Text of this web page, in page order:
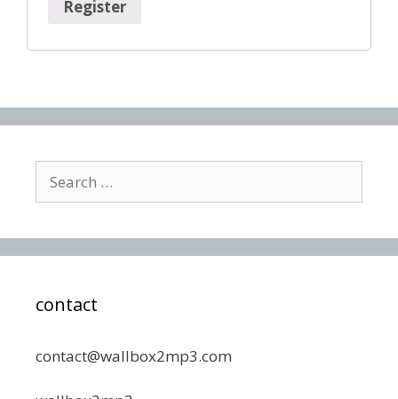
Register
for:
contact
contact@wallbox2mp3.com